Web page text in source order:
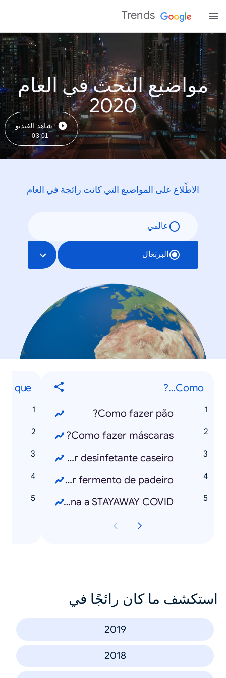
Trends
مواضيع البحث في العام
2020
شاهد الفيديو
03:01
الاطِّلاع على المواضيع التي كانت رائجة في العام
عالمي
البرتغال
Como...?
Como fazer pão?
Como fazer máscaras?
Como fazer desinfetante caseiro?
Como fazer fermento de padeiro?
Como funciona a STAYAWAY COVID?
O que...?
استكشف ما كان رائجًا في
2019
2018